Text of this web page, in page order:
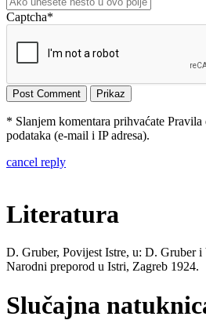
Captcha*
* Slanjem komentara prihvaćate Pravila
podataka (e-mail i IP adresa).
cancel reply
Literatura
D. Gruber, Povijest Istre, u: D. Gruber
Narodni preporod u Istri, Zagreb 1924.
Slučajna